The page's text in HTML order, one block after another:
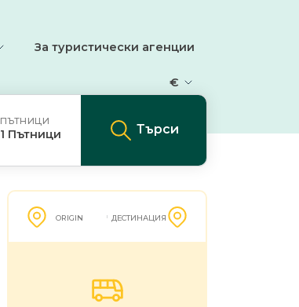
За туристически агенции
€
ПЪТНИЦИ
1 Пътници Търси
ORIGIN ДЕСТИНАЦИЯ